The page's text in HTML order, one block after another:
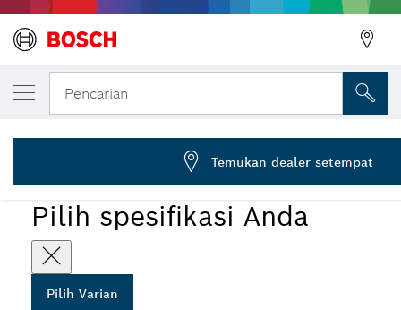
Pencarian
... Obeng SL4,5x100 mm Professional
Pilih spesifikasi Anda
Pilih Varian
VARIAN PILIHAN ANDA
Obeng, SL4.5x100
1 600 A01 TF9
Temukan dealer setempat